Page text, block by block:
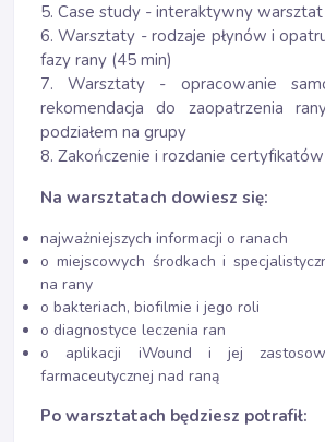
5. Case study - interaktywny warsztat
6. Warsztaty - rodzaje płynów i
fazy rany (45 min)
7. Warsztaty - opracowanie
rekomendacja do zaopatrzenia
podziałem na grupy
8. Zakończenie i rozdanie certyfikatów
Na warsztatach dowiesz się:
najważniejszych informacji o ranach
o miejscowych środkach i
na rany
o bakteriach, biofilmie i jego roli
o diagnostyce leczenia ran
o aplikacji iWound i jej
farmaceutycznej nad raną
Po warsztatach będziesz potrafił: